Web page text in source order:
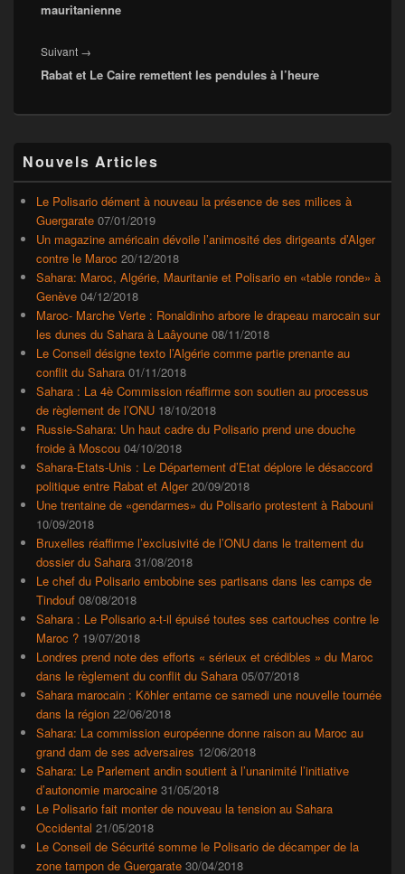
mauritanienne
Suivant →
suivant :
Rabat et Le Caire remettent les pendules à l’heure
principale
de
widget
barre
latérale
Nouvels Articles
Le Polisario dément à nouveau la présence de ses milices à
Guergarate 07/01/2019
Un magazine américain dévoile l’animosité des dirigeants d’Alger
contre le Maroc 20/12/2018
Sahara: Maroc, Algérie, Mauritanie et Polisario en «table ronde» à
Genève 04/12/2018
Maroc- Marche Verte : Ronaldinho arbore le drapeau marocain sur
les dunes du Sahara à Laâyoune 08/11/2018
Le Conseil désigne texto l’Algérie comme partie prenante au
conflit du Sahara 01/11/2018
Sahara : La 4è Commission réaffirme son soutien au processus
de règlement de l’ONU 18/10/2018
Russie-Sahara: Un haut cadre du Polisario prend une douche
froide à Moscou 04/10/2018
Sahara-Etats-Unis : Le Département d’Etat déplore le désaccord
politique entre Rabat et Alger 20/09/2018
Une trentaine de «gendarmes» du Polisario protestent à Rabouni
10/09/2018
Bruxelles réaffirme l’exclusivité de l’ONU dans le traitement du
dossier du Sahara 31/08/2018
Le chef du Polisario embobine ses partisans dans les camps de
Tindouf 08/08/2018
Sahara : Le Polisario a-t-il épuisé toutes ses cartouches contre le
Maroc ? 19/07/2018
Londres prend note des efforts « sérieux et crédibles » du Maroc
dans le règlement du conflit du Sahara 05/07/2018
Sahara marocain : Köhler entame ce samedi une nouvelle tournée
dans la région 22/06/2018
Sahara: La commission européenne donne raison au Maroc au
grand dam de ses adversaires 12/06/2018
Sahara: Le Parlement andin soutient à l’unanimité l’initiative
d’autonomie marocaine 31/05/2018
Le Polisario fait monter de nouveau la tension au Sahara
Occidental 21/05/2018
Le Conseil de Sécurité somme le Polisario de décamper de la
zone tampon de Guergarate 30/04/2018